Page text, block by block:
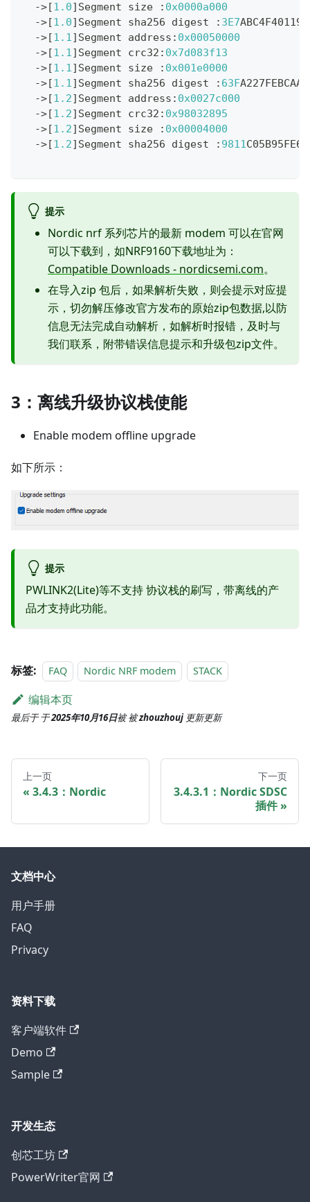
->[1.0] Segment size : 0x0000a000
->[1.0] Segment sha256 digest : 3E7
->[1.1] Segment address : 0x00050000
->[1.1] Segment crc32 : 0x7d083f13
->[1.1] Segment size : 0x001e0000
->[1.1] Segment sha256 digest : 63F
->[1.2] Segment address : 0x0027c000
->[1.2] Segment crc32 : 0x98032895
->[1.2] Segment size : 0x00004000
->[1.2] Segment sha256 digest : 9811
提示
Nordic nrf 系列芯片的最新 modem 可以在官网
可以下载到，如NRF9160下载地址为：
Compatible Downloads - nordicsemi.com。
在导入zip 包后，如果解析失败，则会提示对应提
示，切勿解压修改官方发布的原始zip包数据,以防
信息无法完成自动解析，如解析时报错，及时与
我们联系，附带错误信息提示和升级包zip文件。
3：离线升级协议栈使能
Enable modem offline upgrade
如下所示：
提示
PWLINK2(Lite)等不支持 协议栈的刷写，带离线的产
品才支持此功能。
标签: FAQ Nordic NRF modem STACK
编辑本页
最后于于2025年10月16日被被zhouzhouj更新更新
上一页
3.4.3：Nordic
下一页
3.4.3.1：Nordic SDSC
插件
文档中心
用户手册
FAQ
Privacy
资料下载
客户端软件
Demo
Sample
开发生态
创芯工坊
PowerWriter官网